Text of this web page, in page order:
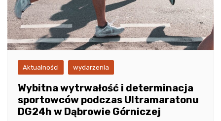
Aktualności wydarzenia
Wybitna wytrwałość i determinacja
sportowców podczas Ultramaratonu
DG24h w Dąbrowie Górniczej